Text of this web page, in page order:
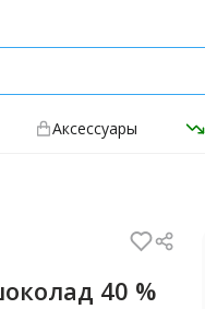
Аксессуары
40 %